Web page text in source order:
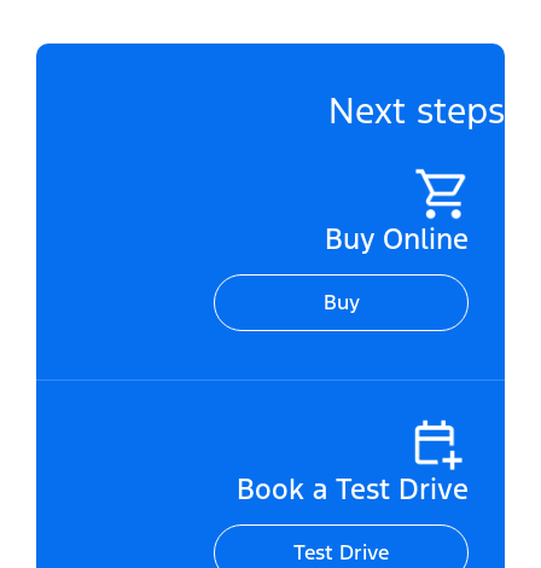
Next steps
Buy Online
Buy
Book a Test Drive
Test Drive